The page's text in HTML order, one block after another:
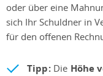
oder über eine
sich Ihr Schuldner in
für den offenen
Tipp: Die Höhe